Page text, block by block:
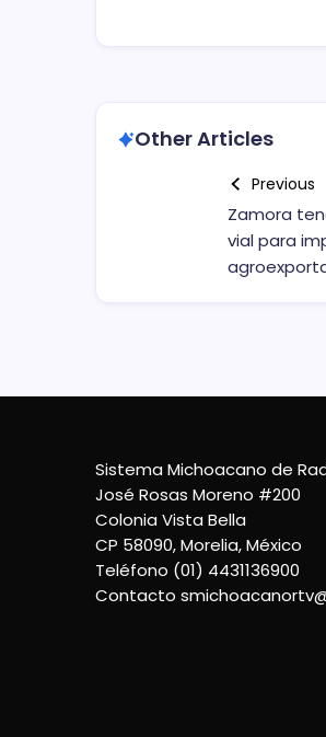
Other Articles
Previous
Zamora
vial para
Sistema Michoacano de
José Rosas Moreno #200
Colonia Vista Bella
CP 58090, Morelia, México
Teléfono (01) 4431136900
Contacto